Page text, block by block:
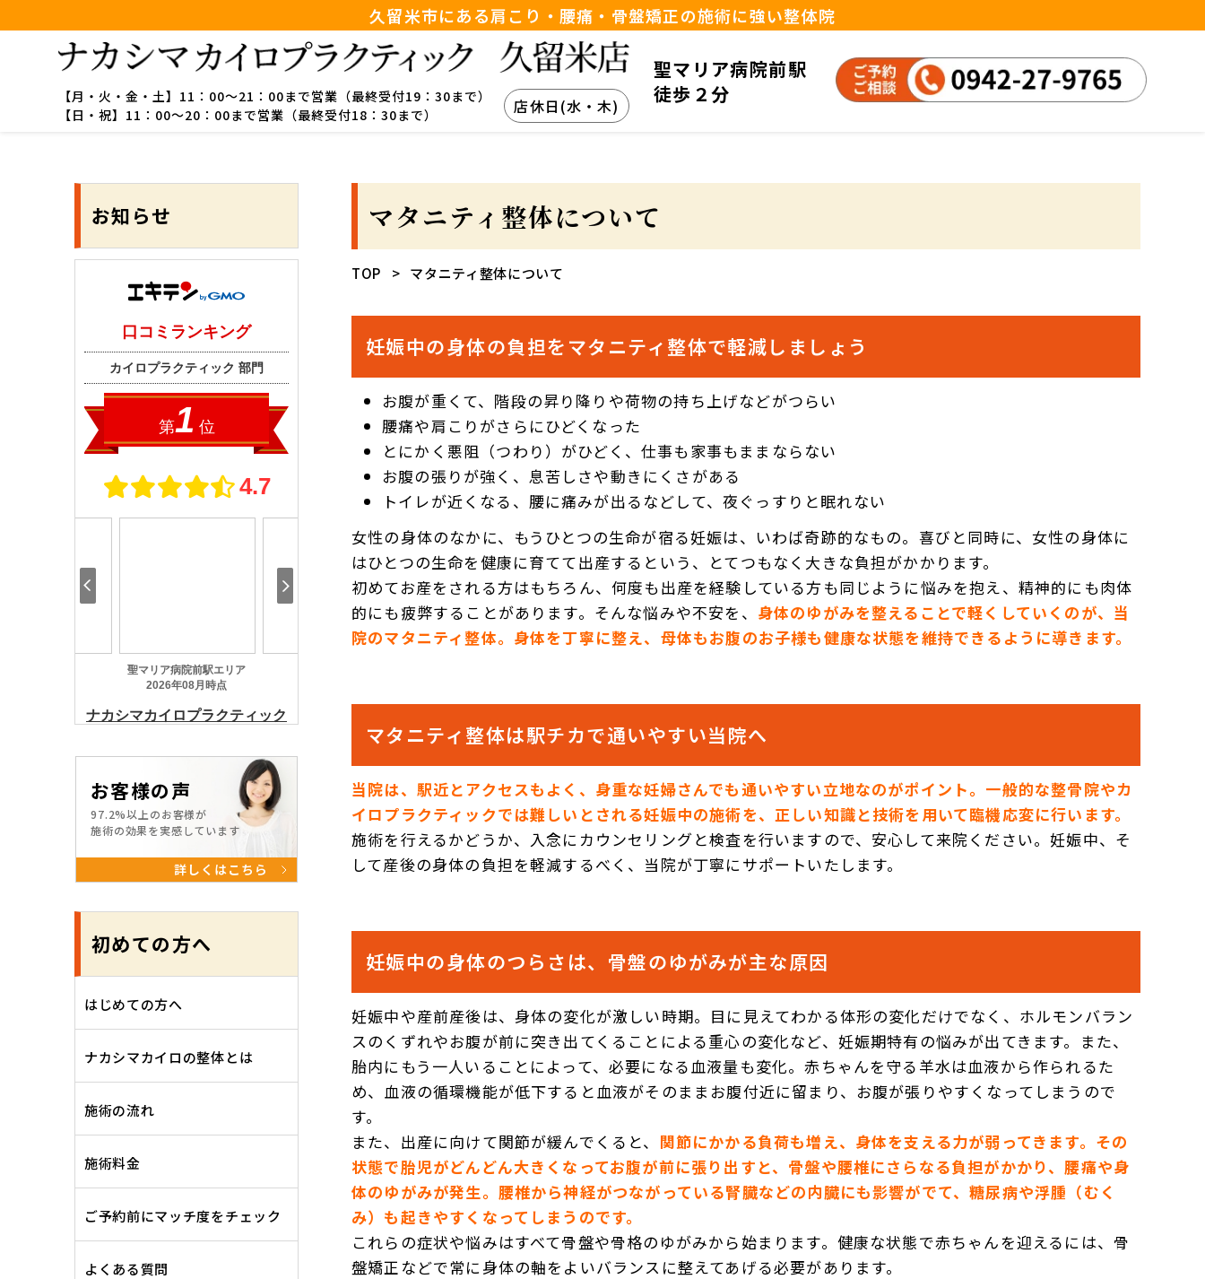
久留米市にある肩こり・腰痛・骨盤矯正の施術に強い整体院
【月・火・金・土】 11：00～21：00まで営業（最終受付19：30まで）
【日・祝】 11：00～20：00まで営業（最終受付18：30まで） 店休日(水・木)
聖マリア病院前駅
徒歩２分
お知らせ
お客様の声
97.2%以上のお客様が
施術の効果を実感しています
詳しくはこちら
初めての方へ
はじめての方へ
ナカシマカイロの整体とは
施術の流れ
施術料金
ご予約前にマッチ度をチェック
よくある質問
マタニティ整体について
TOP マタニティ整体について
妊娠中の身体の負担をマタニティ整体で軽減しましょう
お腹が重くて、階段の昇り降りや荷物の持ち上げなどがつらい
腰痛や肩こりがさらにひどくなった
とにかく悪阻（つわり）がひどく、仕事も家事もままならない
お腹の張りが強く、息苦しさや動きにくさがある
トイレが近くなる、腰に痛みが出るなどして、夜ぐっすりと眠れない
女性の身体のなかに、もうひとつの生命が宿る妊娠は、いわば奇跡的なもの。喜びと同時に、女性の身体に
はひとつの生命を健康に育てて出産するという、とてつもなく大きな負担がかかります。
初めてお産をされる方はもちろん、何度も出産を経験している方も同じように悩みを抱え、精神的にも肉体
的にも疲弊することがあります。そんな悩みや不安を、 身体のゆがみを整えることで軽くしていくのが、当
院のマタニティ整体。身体を丁寧に整え、母体もお腹のお子様も健康な状態を維持できるように導きます。
マタニティ整体は駅チカで通いやすい当院へ
当院は、駅近とアクセスもよく、身重な妊婦さんでも通いやすい立地なのがポイント。一般的な整骨院やカ
イロプラクティックでは難しいとされる妊娠中の施術を、正しい知識と技術を用いて臨機応変に行います。
施術を行えるかどうか、入念にカウンセリングと検査を行いますので、安心して来院ください。妊娠中、そ
して産後の身体の負担を軽減するべく、当院が丁寧にサポートいたします。
妊娠中の身体のつらさは、骨盤のゆがみが主な原因
妊娠中や産前産後は、身体の変化が激しい時期。目に見えてわかる体形の変化だけでなく、ホルモンバラン
スのくずれやお腹が前に突き出てくることによる重心の変化など、妊娠期特有の悩みが出てきます。また、
胎内にもう一人いることによって、必要になる血液量も変化。赤ちゃんを守る羊水は血液から作られるた
め、血液の循環機能が低下すると血液がそのままお腹付近に留まり、お腹が張りやすくなってしまうので
す。
また、出産に向けて関節が緩んでくると、 関節にかかる負荷も増え、身体を支える力が弱ってきます。その
状態で胎児がどんどん大きくなってお腹が前に張り出すと、骨盤や腰椎にさらなる負担がかかり、腰痛や身
体のゆがみが発生。腰椎から神経がつながっている腎臓などの内臓にも影響がでて、糖尿病や浮腫（むく
み）も起きやすくなってしまうのです。
これらの症状や悩みはすべて骨盤や骨格のゆがみから始まります。健康な状態で赤ちゃんを迎えるには、骨
盤矯正などで常に身体の軸をよいバランスに整えてあげる必要があります。